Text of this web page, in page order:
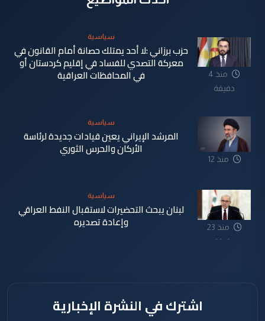
منذ 4
دقيقة
سياسية
حزب برزاني :لا أحد يمتلك حصانة أمام القانون في
معركة التصدي للفساد في إقليم كردستان أو
في المحافظات العراقية
منذ 12
سياسية
المرشد الإيراني يعين قيادات جديدة لرئاسة
الأركان والحرس الثوري
منذ 23
دقيقة
سياسية
لبنان يبحث التحضيرات لاستقبال النفط العراقي
وإعادة تصديره
اشترك في النشرة الإخبارية